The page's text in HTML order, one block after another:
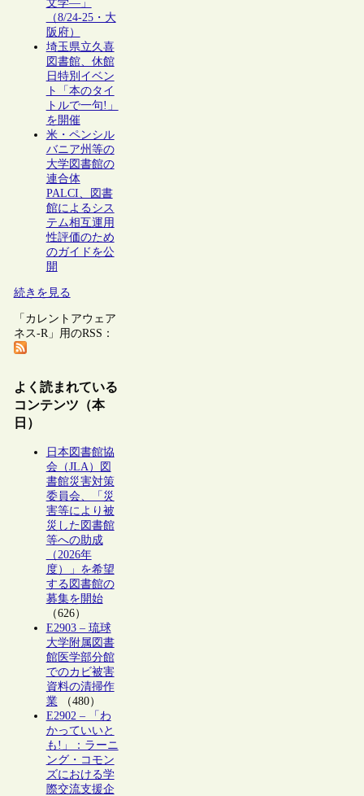
文学―」
（8/24-25・大
阪府）
埼玉県立久喜
図書館、休館
日特別イベン
ト「本のタイ
トルで一句!」
を開催
米・ペンシル
バニア州等の
大学図書館の
連合体
PALCI、図書
館によるシス
テム相互運用
性評価のため
のガイドを公
開
続きを見る
「カレントアウェア
ネス-R」用のRSS：
よく読まれている
コンテンツ（本
日）
日本図書館協
会（JLA）図
書館災害対策
委員会、「災
害等により被
災した図書館
等への助成
（2026年
度）」を希望
する図書館の
募集を開始
（626）
E2903 – 琉球
大学附属図書
館医学部分館
でのカビ被害
資料の清掃作
業（480）
E2902 – 「わ
かっていいと
も!」：ラーニ
ング・コモン
ズにおける学
際交流支援企